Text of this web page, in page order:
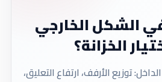
الشكل الخارجي
الخزانة؟
توزيع الأرفف، ارتفاع التعليق،